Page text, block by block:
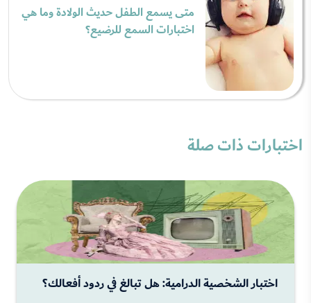
متى يسمع الطفل حديث الولادة وما هي
اختبارات السمع للرضيع؟
اختبارات ذات صلة
اختبار الشخصية الدرامية: هل تبالغ في ردود أفعالك؟